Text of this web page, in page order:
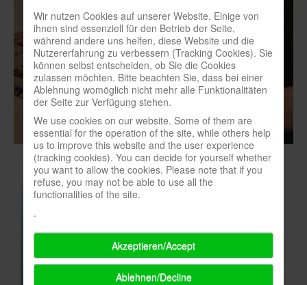
Wir nutzen Cookies auf unserer Website. Einige von
ihnen sind essenziell für den Betrieb der Seite,
während andere uns helfen, diese Website und die
Nutzererfahrung zu verbessern (Tracking Cookies). Sie
können selbst entscheiden, ob Sie die Cookies
zulassen möchten. Bitte beachten Sie, dass bei einer
Ablehnung womöglich nicht mehr alle Funktionalitäten
der Seite zur Verfügung stehen.
We use cookies on our website. Some of them are
essential for the operation of the site, while others help
us to improve this website and the user experience
(tracking cookies). You can decide for yourself whether
you want to allow the cookies. Please note that if you
refuse, you may not be able to use all the
functionalities of the site.
.
Akzeptieren/Accept
Ablehnen/Decline